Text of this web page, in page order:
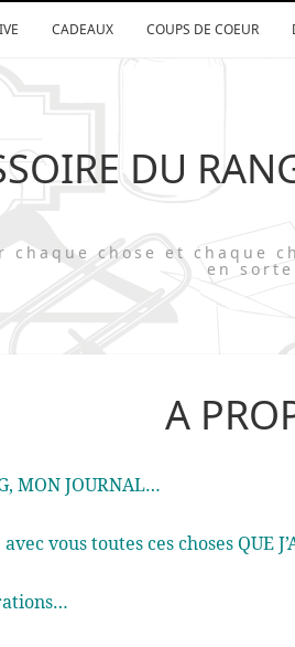
CADEAUX COUPS DE COEUR
DU
chaque chose et
en
A
MON JOURNAL…
vous toutes ces choses QUE